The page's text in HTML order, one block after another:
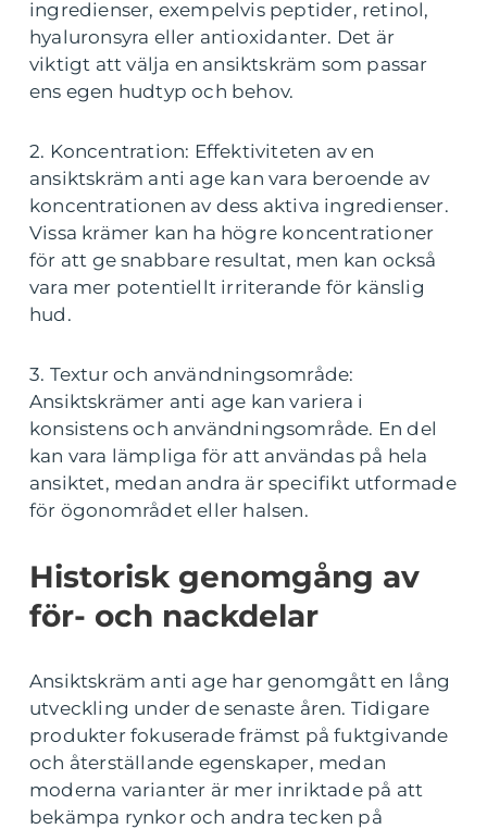
ingredienser, exempelvis peptider, retinol,
hyaluronsyra eller antioxidanter. Det är
viktigt att välja en ansiktskräm som passar
ens egen hudtyp och behov.
2. Koncentration: Effektiviteten av en
ansiktskräm anti age kan vara beroende av
koncentrationen av dess aktiva ingredienser.
Vissa krämer kan ha högre koncentrationer
för att ge snabbare resultat, men kan också
vara mer potentiellt irriterande för känslig
hud.
3. Textur och användningsområde:
Ansiktskrämer anti age kan variera i
konsistens och användningsområde. En del
kan vara lämpliga för att användas på hela
ansiktet, medan andra är specifikt utformade
för ögonområdet eller halsen.
Historisk genomgång av
för- och nackdelar
Ansiktskräm anti age har genomgått en lång
utveckling under de senaste åren. Tidigare
produkter fokuserade främst på fuktgivande
och återställande egenskaper, medan
moderna varianter är mer inriktade på att
bekämpa rynkor och andra tecken på